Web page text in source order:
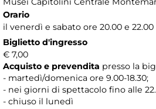
Orario
il venerdì e sabato ore 20.00 e 22.00
Biglietto d'ingresso
€ 7,00
Acquisto e prevendita presso la
- martedì/domenica ore 9.00-18.30;
- nei giorni di spettacolo fino alle
- chiuso il lunedì